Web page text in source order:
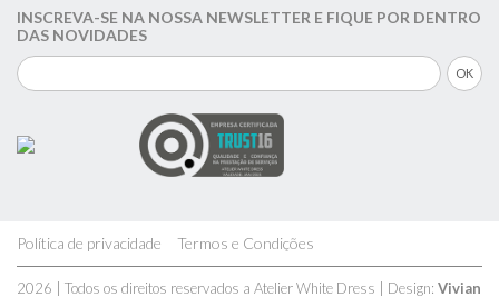
INSCREVA-SE NA NOSSA NEWSLETTER E FIQUE POR DENTRO
DAS NOVIDADES
Política de privacidade Termos e Condições
2026 | Todos os direitos reservados a Atelier White Dress | Design: Vivian